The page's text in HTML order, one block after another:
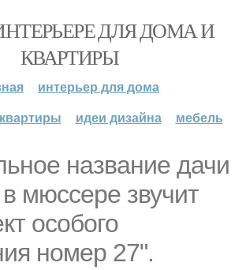
ДЛЯ ДОМА И
КВАРТИРЫ
интерьер для дома
идеи дизайна мебель
название дачи
мюссере звучит
особого
номер 27".